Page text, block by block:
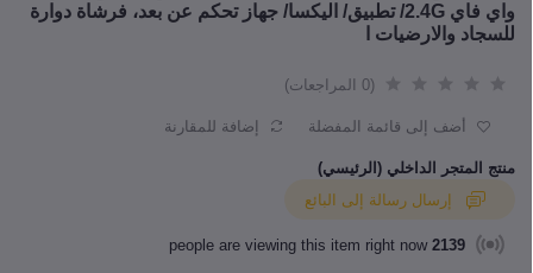
واي فاي 2.4G/ تطبيق/ اليكسا/ جهاز تحكم عن بعد، فرشاة دوارة
للسجاد والارضيات ا
(0 المراجعات)
أضف إلى قائمة المفضلة إضافة للمقارنة
منتج المتجر الداخلي (الرئيسي)
11230
people are viewing this item right now